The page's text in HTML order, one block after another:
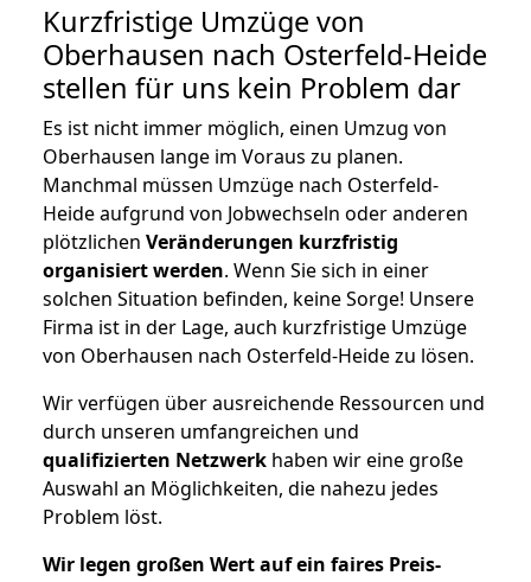
Kurzfristige Umzüge von
Oberhausen nach Osterfeld-Heide
stellen für uns kein Problem dar
Es ist nicht immer möglich, einen Umzug von
Oberhausen lange im Voraus zu planen.
Manchmal müssen Umzüge nach Osterfeld-
Heide aufgrund von Jobwechseln oder anderen
plötzlichen Veränderungen kurzfristig
organisiert werden. Wenn Sie sich in einer
solchen Situation befinden, keine Sorge! Unsere
Firma ist in der Lage, auch kurzfristige Umzüge
von Oberhausen nach Osterfeld-Heide zu lösen.
Wir verfügen über ausreichende Ressourcen und
durch unseren umfangreichen und
qualifizierten Netzwerk haben wir eine große
Auswahl an Möglichkeiten, die nahezu jedes
Problem löst.
Wir legen großen Wert auf ein faires Preis-